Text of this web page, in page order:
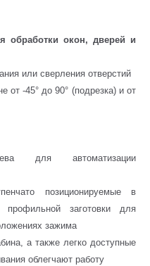
обработки окон, дверей и
или сверления отверстий
от -45° до 90° (подрезка) и от
для автоматизации
позиционируемые в
профильной заготовки для
зажима
а также легко доступные
облегчают работу